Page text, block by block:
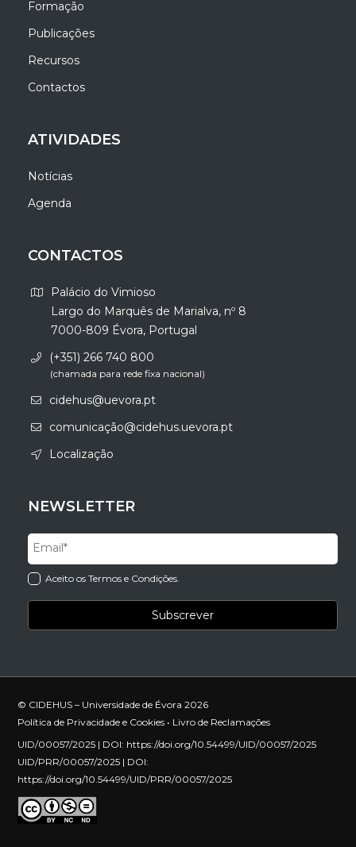
Formação
Publicações
Recursos
Contactos
ATIVIDADES
Notícias
Agenda
CONTACTOS
Palácio do Vimioso
Largo do Marquês de Marialva, nº 8
7000-809 Évora, Portugal
(+351) 266 740 800
(chamada para rede fixa nacional)
cidehus@uevora.pt
comunicação@cidehus.uevora.pt
Localização
NEWSLETTER
Aceito os Termos e Condições.
© CIDEHUS – Universidade de Évora 2026
Política de Privacidade e Cookies • Livro de Reclamações
UID/00057/2025 | DOI: https://doi.org/10.54499/UID/00057/2025
UID/PRR/00057/2025 | DOI:
https://doi.org/10.54499/UID/PRR/00057/2025